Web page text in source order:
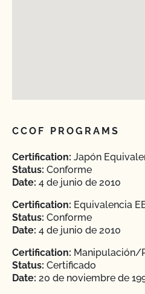
CCOF PROGRAMS
Certification: Japón
Status: Conforme
Date: 4 de junio de 2010
Certification: Equivalencia
Status: Conforme
Date: 4 de junio de 2010
Certification: Manipulación/
Status: Certificado
Date: 20 de noviembre de